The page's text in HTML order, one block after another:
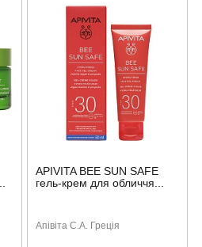
APIVITA BEE SUN SAFE
гель-крем для обличчя...
Апівіта С.А. Греція